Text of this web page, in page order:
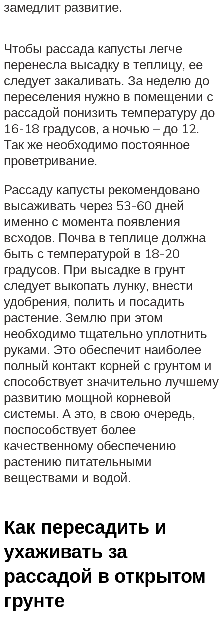
замедлит развитие.
Чтобы рассада капусты легче
перенесла высадку в теплицу, ее
следует закаливать. За неделю до
переселения нужно в помещении с
рассадой понизить температуру до
16-18 градусов, а ночью – до 12.
Так же необходимо постоянное
проветривание.
Рассаду капусты рекомендовано
высаживать через 53-60 дней
именно с момента появления
всходов. Почва в теплице должна
быть с температурой в 18-20
градусов. При высадке в грунт
следует выкопать лунку, внести
удобрения, полить и посадить
растение. Землю при этом
необходимо тщательно уплотнить
руками. Это обеспечит наиболее
полный контакт корней с грунтом и
способствует значительно лучшему
развитию мощной корневой
системы. А это, в свою очередь,
поспособствует более
качественному обеспечению
растению питательными
веществами и водой.
Как пересадить и
ухаживать за
рассадой в открытом
грунте